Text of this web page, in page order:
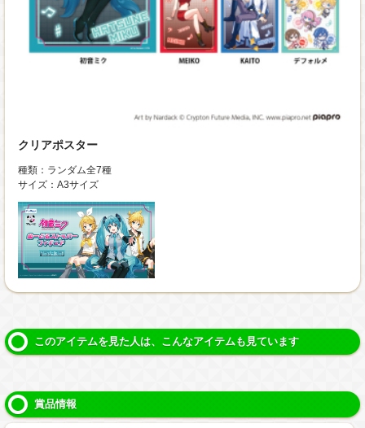
クリアポスター
種類：ランダム全7種
サイズ：A3サイズ
このアイテムを見た人は、こんなアイテムも見ています
賞品情報